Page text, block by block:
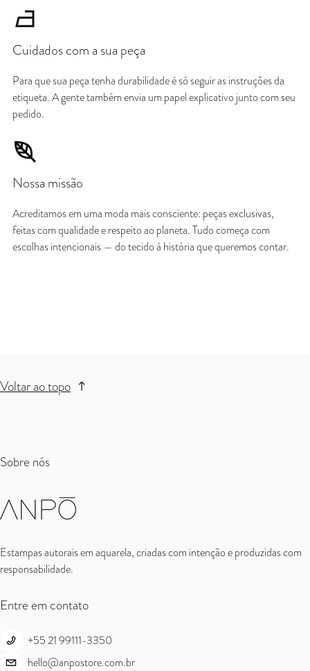
Cuidados com a sua peça
Para que sua peça tenha durabilidade é só seguir as instruções da
etiqueta. A gente também envia um papel explicativo junto com seu
pedido.
Nossa missão
Acreditamos em uma moda mais consciente: peças exclusivas,
feitas com qualidade e respeito ao planeta. Tudo começa com
escolhas intencionais — do tecido à história que queremos contar.
Voltar ao topo
Sobre nós
Estampas autorais em aquarela, criadas com intenção e produzidas com
responsabilidade.
Entre em contato
+55 21 99111-3350
hello@anpostore.com.br